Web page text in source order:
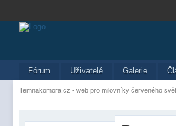
Fórum Uživatelé Galerie
Temnakomora.cz - web pro milovníky červeného